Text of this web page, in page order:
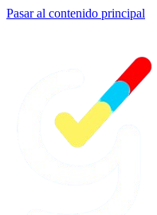
Pasar al contenido principal